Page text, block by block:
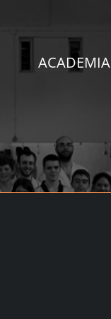
ACADEMIA